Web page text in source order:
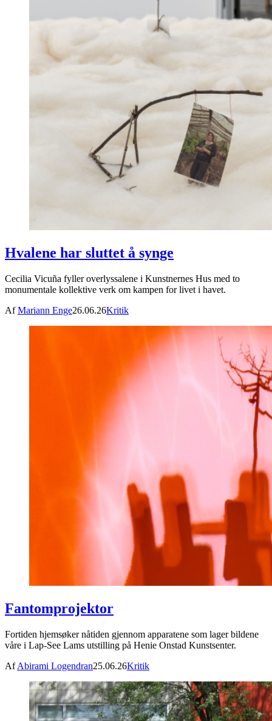
Hvalene har sluttet å synge
Cecilia Vicuña fyller overlyssalene i Kunstnernes Hus med to
monumentale kollektive verk om kampen for livet i havet.
AfMariann Enge26.06.26Kritik
Fantomprojektor
Fortiden hjemsøker nåtiden gjennom apparatene som lager bildene
våre i Lap-See Lams utstilling på Henie Onstad Kunstsenter.
AfAbirami Logendran25.06.26Kritik